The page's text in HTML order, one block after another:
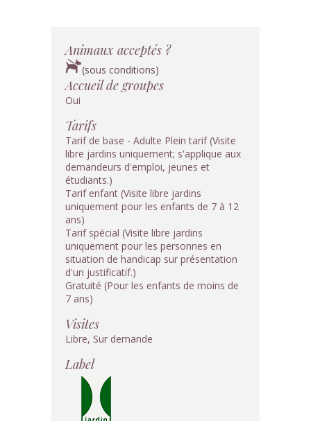
Animaux acceptés ?
(sous conditions)
Accueil de groupes
Oui
Tarifs
Tarif de base - Adulte Plein tarif (Visite
libre jardins uniquement; s'applique aux
demandeurs d'emploi, jeunes et
étudiants.)
Tarif enfant (Visite libre jardins
uniquement pour les enfants de 7 à 12
ans)
Tarif spécial (Visite libre jardins
uniquement pour les personnes en
situation de handicap sur présentation
d'un justificatif.)
Gratuité (Pour les enfants de moins de
7 ans)
Visites
Libre, Sur demande
Label